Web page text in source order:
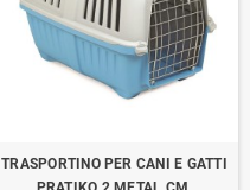
TRASPORTINO PER CANI E GATTI